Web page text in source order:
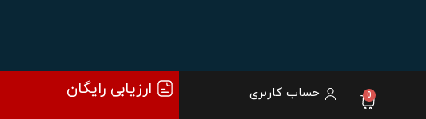
0 حساب کاربری ارزیابی رایگان